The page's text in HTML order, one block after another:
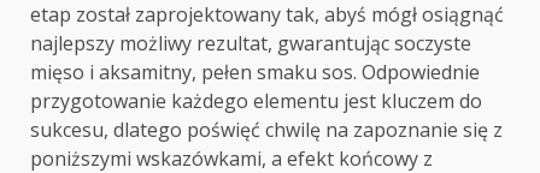
etap został zaprojektowany tak, abyś mógł osiągnąć
najlepszy możliwy rezultat, gwarantując soczyste
mięso i aksamitny, pełen smaku sos. Odpowiednie
przygotowanie każdego elementu jest kluczem do
sukcesu, dlatego poświęć chwilę na zapoznanie się z
poniższymi wskazówkami, a efekt końcowy z